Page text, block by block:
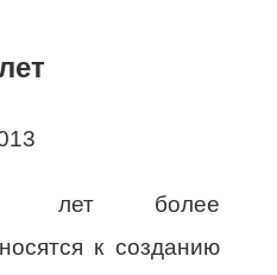
лет более
к созданию